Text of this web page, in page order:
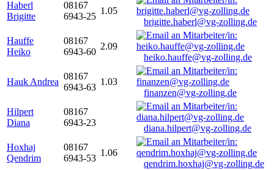
Haberl
Brigitte
08167
6943-25
1.05
brigitte.haberl@vg-zolling.de
Hauffe
Heiko
08167
6943-60
2.09
heiko.hauffe@vg-zolling.de
Hauk Andrea
08167
6943-63
1.03
finanzen@vg-zolling.de
Hilpert
Diana
08167
6943-23
diana.hilpert@vg-zolling.de
Hoxhaj
Qendrim
08167
6943-53
1.06
qendrim.hoxhaj@vg-zolling.de